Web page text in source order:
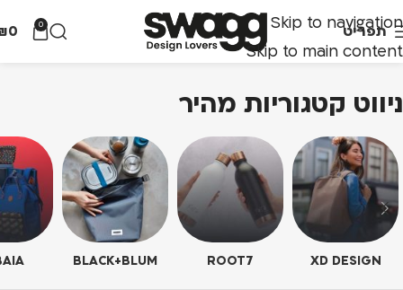
Skip to navigation
Skip to main content
תפריט 0
0
ניווט קטגוריות מהיר
XD DESIGN
ROOT7
BLACK+BLUM